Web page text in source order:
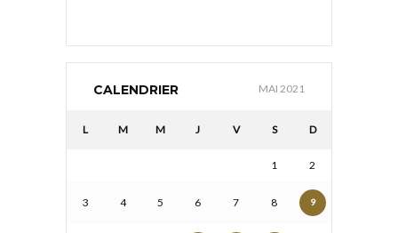
CALENDRIER MAI 2021
L M M J V S D
1 2
3 4 5 6 7 8 9